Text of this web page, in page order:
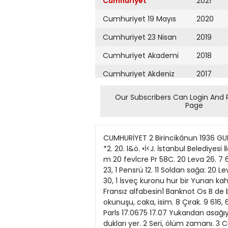
Cumhuriyet 19 Mayıs
Cumhuriyet 23 Nisan
Cumhuriyet Akademi
Cumhuriyet Akdeniz
Cumhuriyet Alışveriş
Cumhuriyet Ankara
Cumhuriyet Büyük
Taaruz
Cumhuriyet
Cumartesi
Cumhuriyet Çevre
2020
2019
2018
2017
2016
2015
2013
2012
2011
2010
2009
Our Subscribers Can Login And
Page
CUMHURİYET 2 Birincikânun 1936 GUNUN 1 BULMACASI 8 9 lı 1 2 3 4 5 6 7 Istanbul borsası kapanış fiatleri 1 12 1936 PARALAR Alı* 61i .2. 112. Ub. *2. 20. l&ö. •İ<J. İstanbul Belediyesi İlânları 2 3 1 SterılB bl8 1 Dolar U6. 4 20 Fransu Fr 116 aı M 20 Llret 130, 5 20 Beicika Pr &>. 20 DrahmJ 2i. 6 m 20 fevlcre Pr 58C. 20 Leva 26. 7 66, 63 1 Plorln 8 80. 75. 20 Ce£ fcronıı 1 •20. 23. 1 Avusturva Sl 9 23. ' 26. 1 Mark 10 20.50 1 Zlotl 19. X • tfO. 23, 1 Pensrü 12. 11 Soldan sağa: 20 Leva 48. 1 Bugun Ankarada kongresi toplana 20 Dlnar 5a cak olan meslek. 2 Atılgan adam, meş Ruble 30, 1 İsveç kuronu hur bir Yunan kahramanı. 3 Nota, pan. 992. 993. 1 Türk altını tolonu tutan, sahib. 4 Ne sıcak ne so ğuk, zevc. 5 Fenalık, Fransız alfabesin1 Banknot Os B de bir harfin okunusu, ağacın kolu. 6 ÇERLER İranlıların eski ismi. 7 Alfabede bir harAçıiış Kaparuş fin okunuşu, caka, isim. 8 Çırak. 9 616, 616. Rezalet çıkarmıs olan, insan. 10 Mükem Londra Nev Yok u.7971 0.7969 mel, bir nakliye vasıtası. Parls 17.0675 17.07 Yukarıdan asağıya: Milâno 15,1266 15.1168 4,718b 1 Sulh, atların beslenip terbiye ol Brüksel 4.7155 Atina 88.79^7 88 7987 dukları yer. 2 Seri, ölüm zamanı. 3 Cenevre 3.4687 3.4610 Nota, seciye, cefa. 4 Uzak, bir mabed. Sofva 64.^35 64.^35 Amsterdam 1,4638 1.4670 5 Başka bir adam namma mes'uliyet Prae 22.4425 •22.445 deruhde eden. 6 Bir emir, fransızca Vlvana 4.245 4.24J «dost». 7 Ziya, gece eğlence yeri. 8 7.S594 7.4591 1.9810 1,9810 Sıfat edatı, yakılacak şey, rusca «evet». Berlln 4.2094 4.2094 Varsova 9 Banyo yeri, Arabistanda oturan. 10 BudaDeste 4.3425 4.3423 108.605 Alafranga sucuk, arabca «su». 108 6uo Bükres 34.4975 Belerad 34.4J»75 Evvelki bulmacamn halledilmiş şekli 2.777J Yokohama 2.7775 1 2 3 4 5 6 7 8 8 10 24.75 24.75 Moskova 3.1485 3145 Stokholm Ç A|M|U|R|H S|E L B ESH AM 1 !• • • Satı, • • • • • • •| • • l •1 •1 • Muhammen bedeli İlk teminatı Cerrahpaşa hastanesine lüzumu olan rontken levazımı 173,83 2317,75 Cerrahpaşa hastanesi rontken servisi için lüzumu olan 7 türlü alet ve edevat 1131,50 84,86 Cerrahpaşa hastanesine lüzumu olan yukarıda yazıh iki türlü malzeme ayrı ayrı açık eksiltmiye konulmuşlardır. Şartnameleri Levazım Müdürlüğünde görülebilir. îstekliler 2490 numaralı kanunda yazılı vesika ve hifcalarında gösterilen ilk teminat makbuz veya mektubile beraber 8/12/936 salı günü saat 44 te Daimî Encümende bulunmahdırlar. «B.» (3120) Beher takımın Takım tahmin bedeli 288 Hademe elbisesi 14 lira 35 Manto kadın hademeleri için 14 » 30 Kimyahane memurlan için